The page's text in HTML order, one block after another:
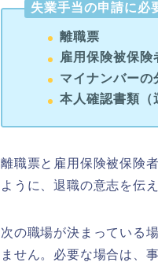
失業手当の申請に必
離職票
雇用保険被保険
マイナンバーの
本人確認書類（
離職票と雇用保険被保険
ように、退職の意志を伝
次の職場が決まっている
ません。必要な場合は、